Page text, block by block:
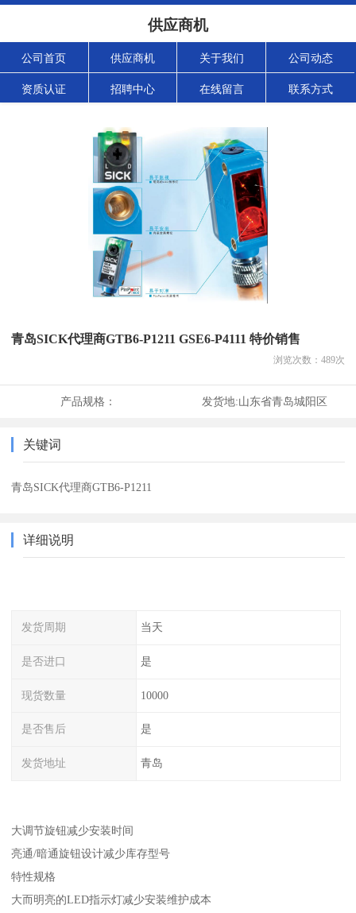
供应商机
公司首页 供应商机 关于我们 公司动态
资质认证 招聘中心 在线留言 联系方式
青岛SICK代理商GTB6-P1211 GSE6-P4111 特价销售
浏览次数： 489次
产品规格： 发货地:山东省青岛城阳区
关键词
青岛SICK代理商GTB6-P1211
详细说明
发货周期 当天
是否进口 是
现货数量 10000
是否售后 是
发货地址 青岛
大调节旋钮减少安装时间
亮通/暗通旋钮设计减少库存型号
特性规格
大而明亮的LED指示灯减少安装维护成本